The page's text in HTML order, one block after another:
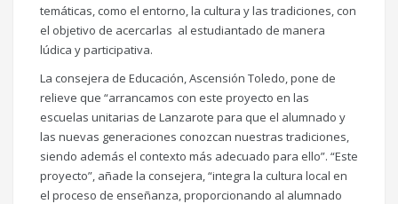
temáticas, como el entorno, la cultura y las tradiciones, con
el objetivo de acercarlas al estudiantado de manera
lúdica y participativa.
La consejera de Educación, Ascensión Toledo, pone de
relieve que “arrancamos con este proyecto en las
escuelas unitarias de Lanzarote para que el alumnado y
las nuevas generaciones conozcan nuestras tradiciones,
siendo además el contexto más adecuado para ello”. “Este
proyecto”, añade la consejera, “integra la cultura local en
el proceso de enseñanza, proporcionando al alumnado